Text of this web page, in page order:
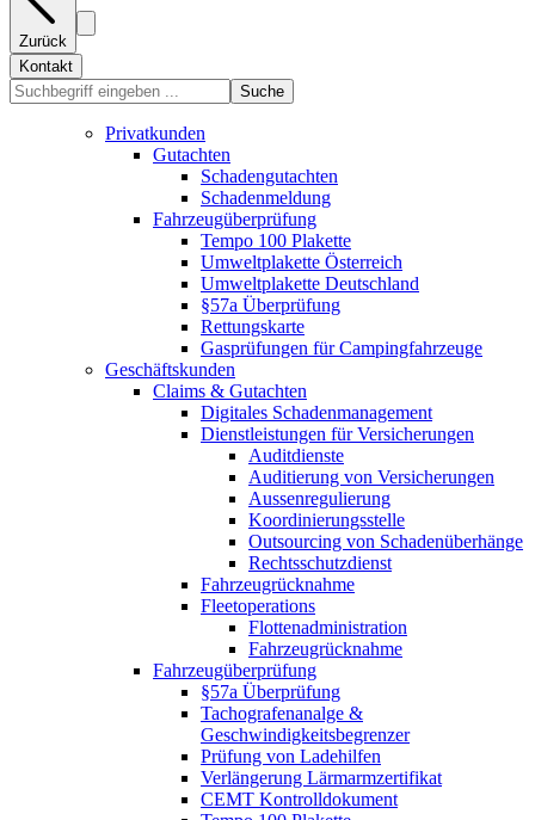
Zurück
Kontakt
Suche
Privatkunden
Gutachten
Schadengutachten
Schadenmeldung
Fahrzeugüberprüfung
Tempo 100 Plakette
Umweltplakette Österreich
Umweltplakette Deutschland
§57a Überprüfung
Rettungskarte
Gasprüfungen für Campingfahrzeuge
Geschäftskunden
Claims & Gutachten
Digitales Schadenmanagement
Dienstleistungen für Versicherungen
Auditdienste
Auditierung von Versicherungen
Aussenregulierung
Koordinierungsstelle
Outsourcing von Schadenüberhänge
Rechtsschutzdienst
Fahrzeugrücknahme
Fleetoperations
Flottenadministration
Fahrzeugrücknahme
Fahrzeugüberprüfung
§57a Überprüfung
Tachografenanalge &
Geschwindigkeitsbegrenzer
Prüfung von Ladehilfen
Verlängerung Lärmarmzertifikat
CEMT Kontrolldokument